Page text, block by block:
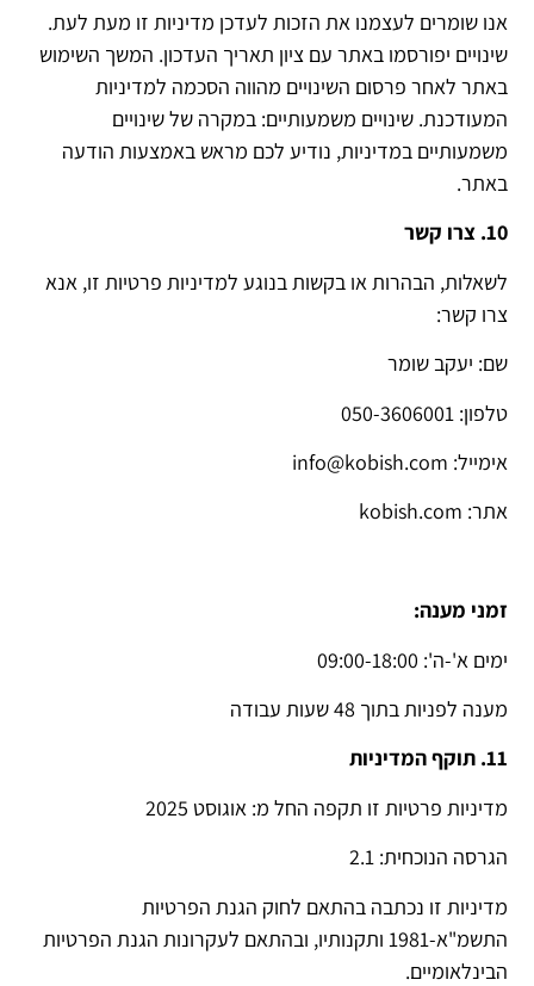
אנו שומרים לעצמנו את הזכות לעדכן מדיניות זו מעת לעת.
שינויים יפורסמו באתר עם ציון תאריך העדכון. המשך השימוש
באתר לאחר פרסום השינויים מהווה הסכמה למדיניות
המעודכנת. שינויים משמעותיים: במקרה של שינויים
משמעותיים במדיניות, נודיע לכם מראש באמצעות הודעה
באתר.
10. צרו קשר
לשאלות, הבהרות או בקשות בנוגע למדיניות פרטיות זו, אנא
צרו קשר:
שם: יעקב שומר
טלפון: 050-3606001
אימייל: info@kobish.com
אתר: kobish.com
זמני מענה:
ימים א'-ה': 09:00-18:00
מענה לפניות בתוך 48 שעות עבודה
11. תוקף המדיניות
מדיניות פרטיות זו תקפה החל מ: אוגוסט 2025
הגרסה הנוכחית: 2.1
מדיניות זו נכתבה בהתאם לחוק הגנת הפרטיות
התשמ"א-1981 ותקנותיו, ובהתאם לעקרונות הגנת הפרטיות
הבינלאומיים.